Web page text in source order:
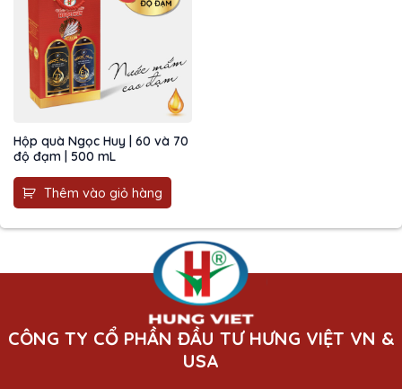
Hộp quà Ngọc Huy | 60 và 70
độ đạm | 500 mL
Thêm vào giỏ hàng
CÔNG TY CỔ PHẦN ĐẦU TƯ HƯNG VIỆT VN &
USA